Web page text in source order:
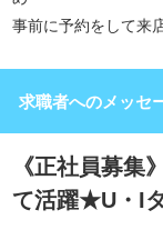
事前に予約をして来
求職者へのメッセ
《正社員募集
て活躍★U・I